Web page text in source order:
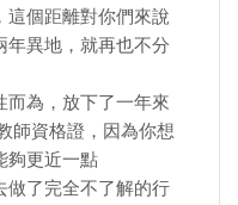
這個距離對你們來說
年異地，就再也不分
而為，放下了一年來
師資格證，因為你想
夠更近一點
做了完全不了解的行